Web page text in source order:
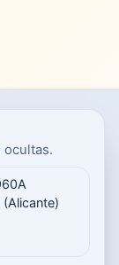
ocultas.